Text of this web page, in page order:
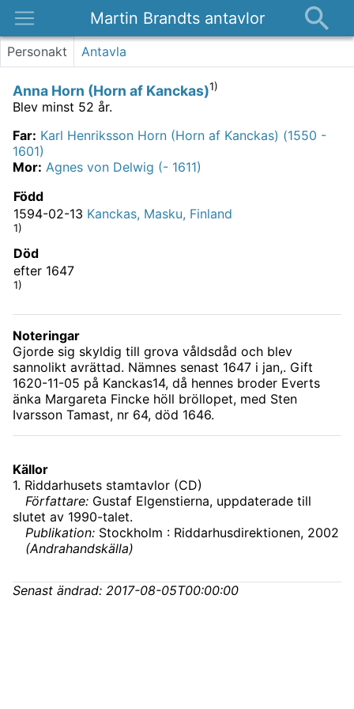
Martin Brandts antavlor
Platser
Om
Kontakt
Personakt Antavla
Anna Horn (Horn af Kanckas)1)
Blev minst 52 år.
Far: Karl Henriksson Horn (Horn af Kanckas) (1550 -
1601)
Mor: Agnes von Delwig (- 1611)
Född
1594-02-13 Kanckas, Masku, Finland
1)
Död
efter 1647
1)
Noteringar
Gjorde sig skyldig till grova våldsdåd och blev
sannolikt avrättad. Nämnes senast 1647 i jan,. Gift
1620-11-05 på Kanckas14, då hennes broder Everts
änka Margareta Fincke höll bröllopet, med Sten
Ivarsson Tamast, nr 64, död 1646.
Källor
1. Riddarhusets stamtavlor (CD)
Författare: Gustaf Elgenstierna, uppdaterade till
slutet av 1990-talet.
Publikation: Stockholm : Riddarhusdirektionen, 2002
(Andrahandskälla)
Senast ändrad: 2017-08-05T00:00:00